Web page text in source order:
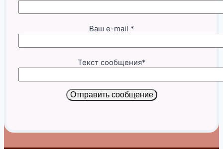
Ваш e-mail *
Текст сообщения*
Отправить сообщение